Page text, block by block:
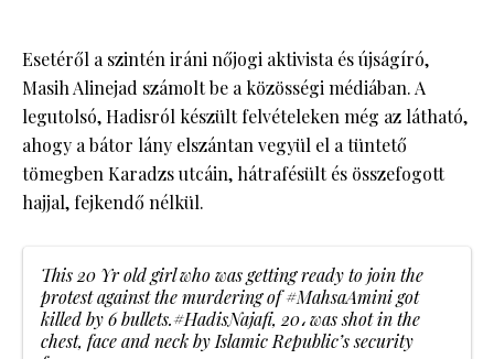
Esetéről a szintén iráni nőjogi aktivista és újságíró,
Masih Alinejad számolt be a közösségi médiában. A
legutolsó, Hadisról készült felvételeken még az látható,
ahogy a bátor lány elszántan vegyül el a tüntető
tömegben Karadzs utcáin, hátrafésült és összefogott
hajjal, fejkendő nélkül.
This 20 Yr old girl who was getting ready to join the
protest against the murdering of#MahsaAminigot
killed by 6 bullets.#HadisNajafi, 20، was shot in the
chest, face and neck by Islamic Republic’s security